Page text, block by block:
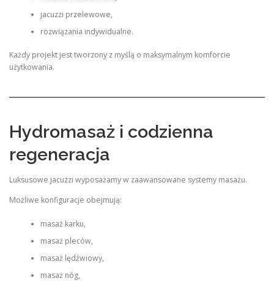
jacuzzi przelewowe,
rozwiązania indywidualne.
Każdy projekt jest tworzony z myślą o maksymalnym komforcie
użytkowania.
Hydromasaż i codzienna
regeneracja
Luksusowe jacuzzi wyposażamy w zaawansowane systemy masażu.
Możliwe konfiguracje obejmują:
masaż karku,
masaż pleców,
masaż lędźwiowy,
masaż nóg,